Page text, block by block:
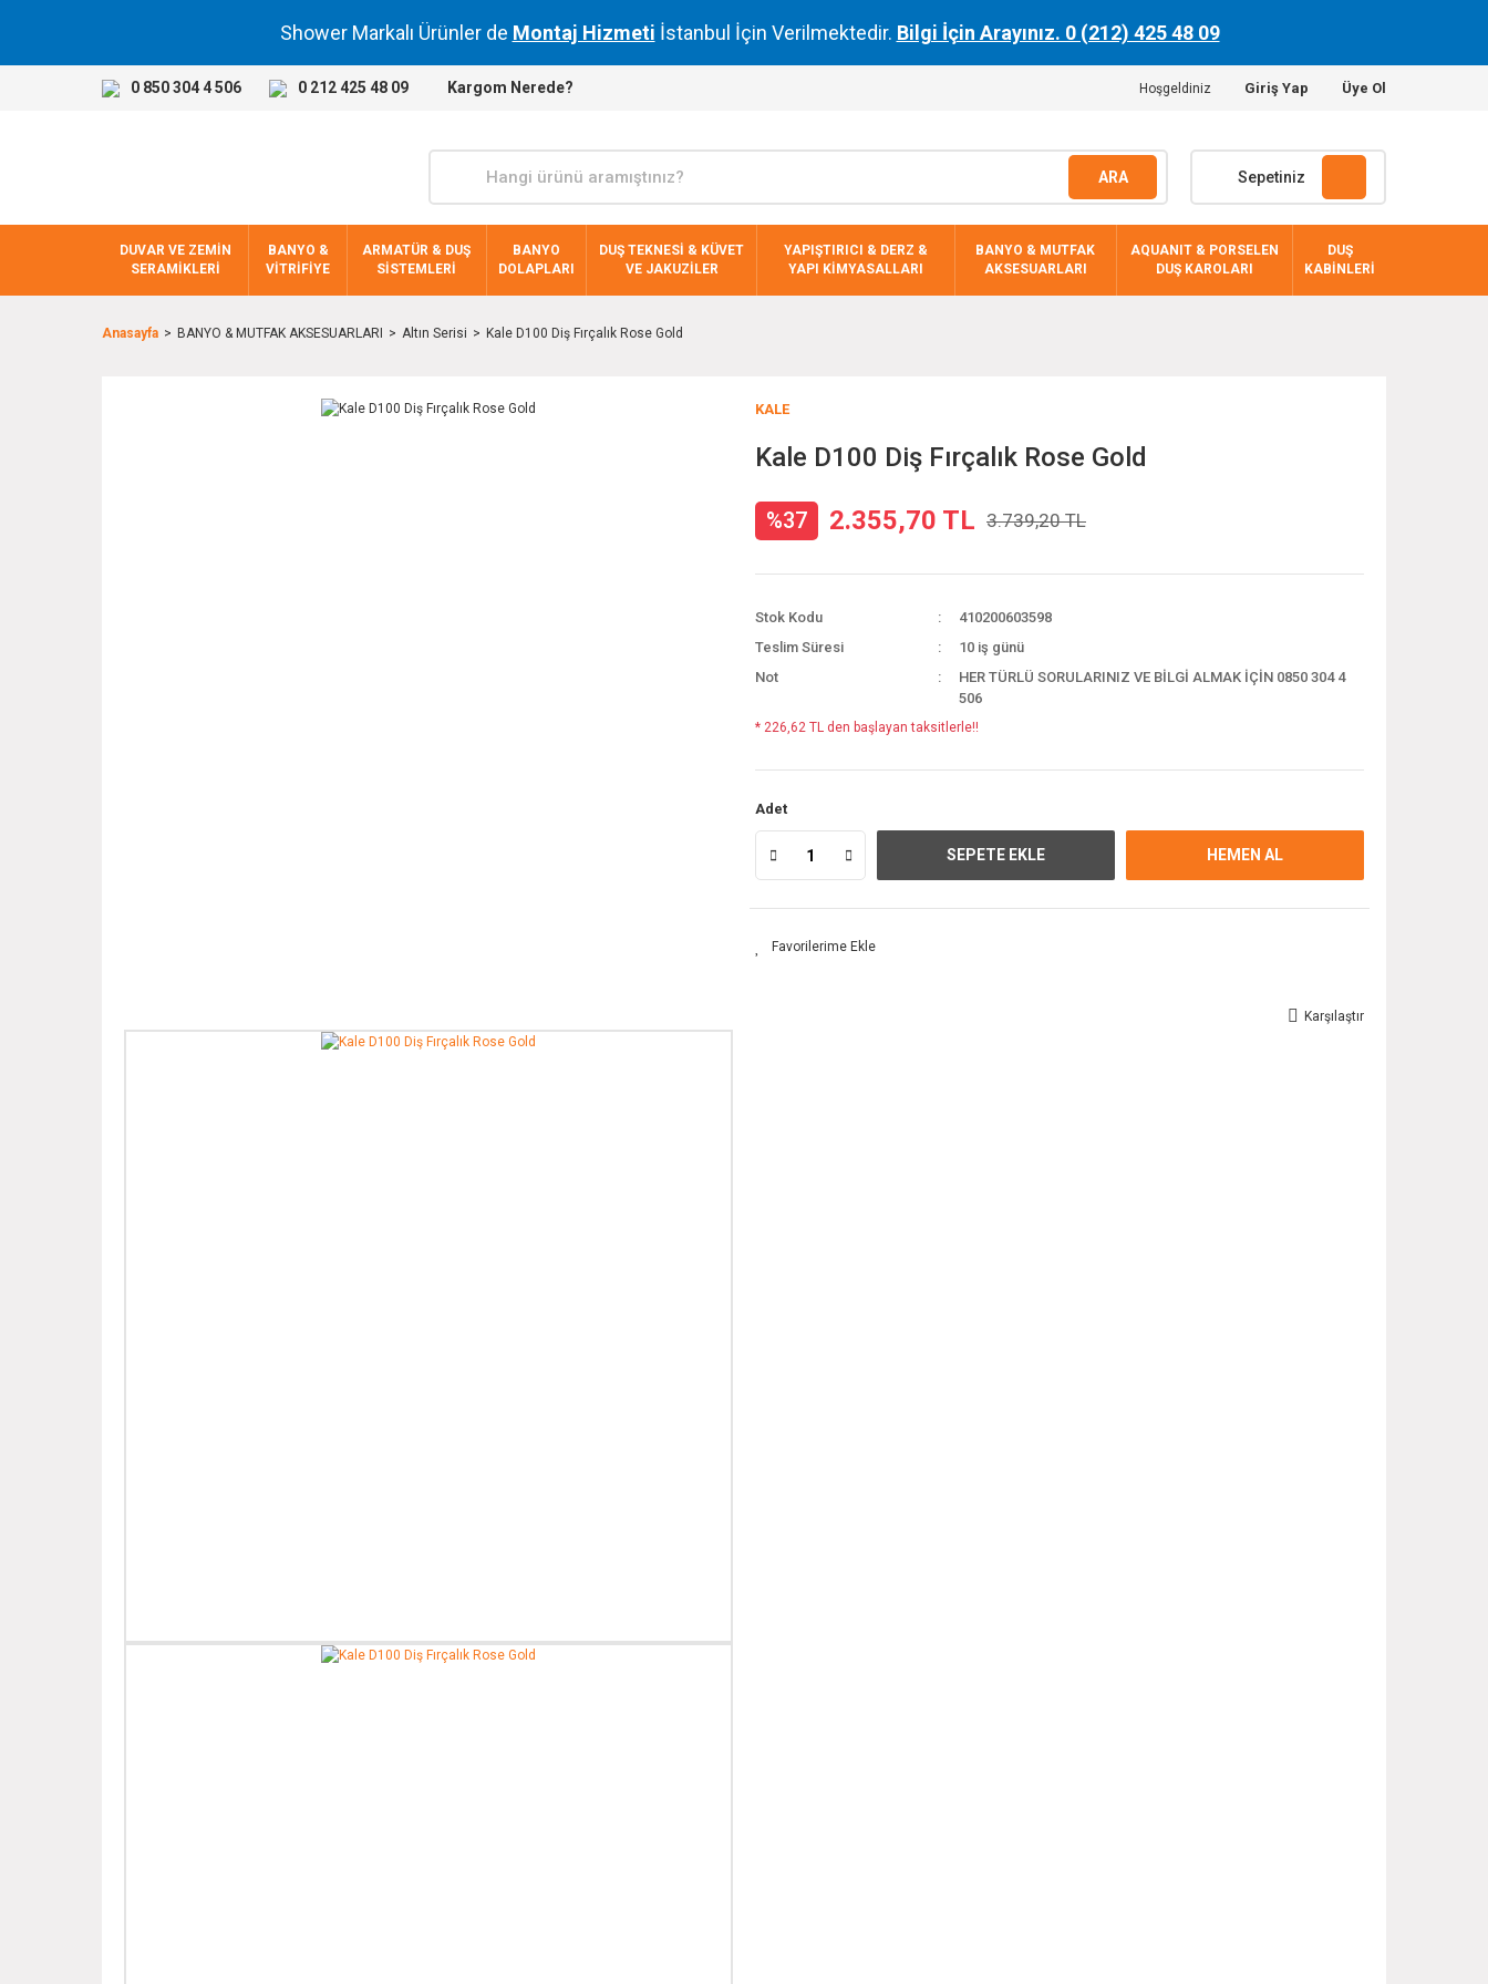
Shower Markalı Ürünler de Montaj Hizmeti İstanbul İçin Verilmektedir. Bilgi İçin Arayınız. 0 (212) 425 48 09
0 850 304 4 506 0 212 425 48 09 Kargom Nerede? Hoşgeldiniz Giriş Yap Üye Ol
ARA Sepetiniz
DUVAR VE ZEMİN
SERAMİKLERİ
BANYO &
VİTRİFİYE
ARMATÜR & DUŞ
SİSTEMLERİ
BANYO
DOLAPLARI
DUŞ TEKNESİ & KÜVET
VE JAKUZİLER
YAPIŞTIRICI & DERZ &
YAPI KİMYASALLARI
BANYO & MUTFAK
AKSESUARLARI
AQUANIT & PORSELEN
DUŞ KAROLARI
DUŞ
KABİNLERİ
Anasayfa BANYO & MUTFAK AKSESUARLARI Altın Serisi Kale D100 Diş Fırçalık Rose Gold
KALE
Kale D100 Diş Fırçalık Rose Gold
%37 2.355,70 TL 3.739,20 TL
Stok Kodu
410200603598
Teslim Süresi
10 iş günü
Not
HER TÜRLÜ SORULARINIZ VE BİLGİ ALMAK İÇİN 0850 304 4
506
* 226,62 TL den başlayan taksitlerle!!
Adet
SEPETE EKLE HEMEN AL
Karşılaştır